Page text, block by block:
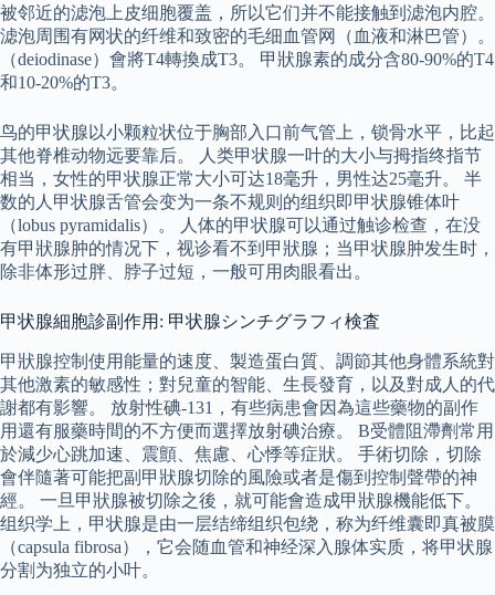
被邻近的滤泡上皮细胞覆盖，所以它们并不能接触到滤泡内腔。
滤泡周围有网状的纤维和致密的毛细血管网（血液和淋巴管）。
（deiodinase）會將T4轉換成T3。 甲狀腺素的成分含80-90%的T4
和10-20%的T3。
鸟的甲状腺以小颗粒状位于胸部入口前气管上，锁骨水平，比起
其他脊椎动物远要靠后。 人类甲状腺一叶的大小与拇指终指节
相当，女性的甲状腺正常大小可达18毫升，男性达25毫升。 半
数的人甲状腺舌管会变为一条不规则的组织即甲状腺锥体叶
（lobus pyramidalis）。 人体的甲状腺可以通过触诊检查，在没
有甲狀腺肿的情况下，视诊看不到甲狀腺；当甲状腺肿发生时，
除非体形过胖、脖子过短，一般可用肉眼看出。
甲状腺細胞診副作用: 甲状腺シンチグラフィ検査
甲狀腺控制使用能量的速度、製造蛋白質、調節其他身體系統對
其他激素的敏感性；對兒童的智能、生長發育，以及對成人的代
謝都有影響。 放射性碘-131，有些病患會因為這些藥物的副作
用還有服藥時間的不方便而選擇放射碘治療。 Β受體阻滯劑常用
於減少心跳加速、震顫、焦慮、心悸等症狀。 手術切除，切除
會伴隨著可能把副甲狀腺切除的風險或者是傷到控制聲帶的神
經。 一旦甲狀腺被切除之後，就可能會造成甲狀腺機能低下。
组织学上，甲状腺是由一层结缔组织包绕，称为纤维囊即真被膜
（capsula fibrosa），它会随血管和神经深入腺体实质，将甲状腺
分割为独立的小叶。